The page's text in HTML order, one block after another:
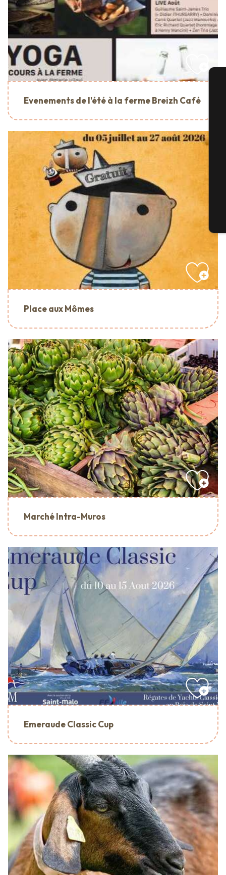
Evenements de l'été à la ferme Breizh Café
Place aux Mômes
Marché Intra-Muros
Emeraude Classic Cup